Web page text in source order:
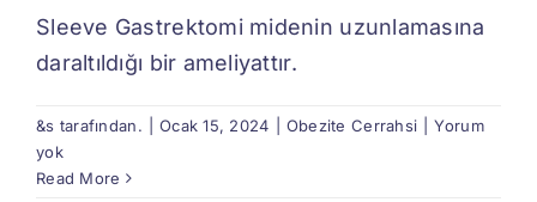
Sleeve Gastrektomi midenin uzunlamasına
daraltıldığı bir ameliyattır.
&s tarafından. Ocak 15, 2024 Obezite Cerrahsi
Yorum
yok
Read More